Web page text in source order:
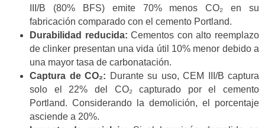
III/B (80% BFS) emite 70% menos CO₂ en su
fabricación comparado con el cemento Portland.
Durabilidad reducida: Cementos con alto reemplazo
de clinker presentan una vida útil 10% menor debido a
una mayor tasa de carbonatación.
Captura de CO₂: Durante su uso, CEM III/B captura
solo el 22% del CO₂ capturado por el cemento
Portland. Considerando la demolición, el porcentaje
asciende a 20%.